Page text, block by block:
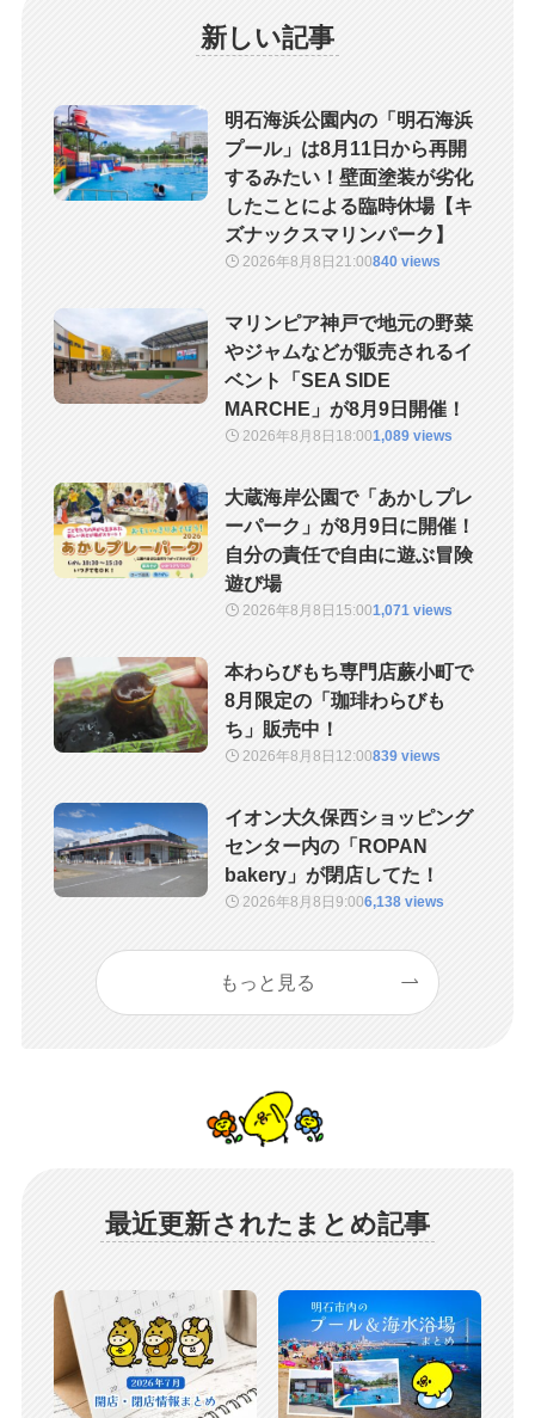
新しい記事
明石海浜公園内の「明石海浜
プール」は8月11日から再開
するみたい！壁面塗装が劣化
したことによる臨時休場【キ
ズナックスマリンパーク】
2026年8月8日21:00840 views
マリンピア神戸で地元の野菜
やジャムなどが販売されるイ
ベント「SEA SIDE
MARCHE」が8月9日開催！
2026年8月8日 18:001,089 views
大蔵海岸公園で「あかしプレ
ーパーク」が8月9日に開催！
自分の責任で自由に遊ぶ冒険
遊び場
2026年8月8日 15:001,071 views
本わらびもち専門店蕨小町で
8月限定の「珈琲わらびも
ち」販売中！
2026年8月8日 12:00839 views
イオン大久保西ショッピング
センター内の「ROPAN
bakery」が閉店してた！
2026年8月8日 9:006,138 views
もっと見る
最近更新されたまとめ記事